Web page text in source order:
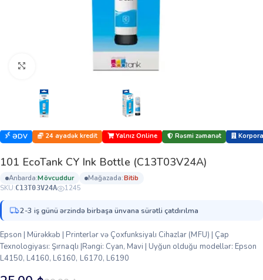
Böyütmək üçün klikləyin
ƏDV 24 ayadək kredit Yalnız Online Rəsmi zəmanət
101 EcoTank CY Ink Bottle (C13T03V24A)
anbarda: mövcuddur mağazada:
bi̇ti̇b
SKU:C13T03V24A 1245
2-3 iş günü ərzində birbaşa ünvana sürətli çatdırılma
Epson | Mürəkkəb | Printerlər və Çoxfunksiyalı Cihazlar (MFU) | Çap
Texnologiyası: Şırnaqlı |Rəngi: Cyan, Mavi | Uyğun olduğu modellər: Epson
L4150, L4160, L6160, L6170, L6190